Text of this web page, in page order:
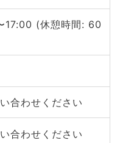
17:00 (休憩時間: 60
合わせください
合わせください